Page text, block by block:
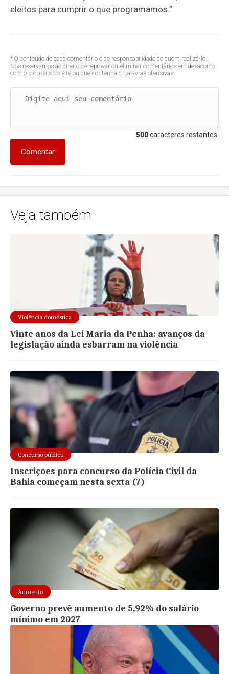
eleitos para cumprir o que programamos.”
* O conteúdo de cada comentário é de responsabilidade de quem realizá-lo.
Nos reservamos ao direito de reprovar ou eliminar comentários em desacordo
com o propósito do site ou que contenham palavras ofensivas.
500caracteres restantes.
Comentar
Veja também
Violência doméstica
Vinte anos da Lei Maria da Penha: avanços da
legislação ainda esbarram na violência
Concurso público
Inscrições para concurso da Polícia Civil da
Bahia começam nesta sexta (7)
Aumento
Governo prevê aumento de 5,92% do salário
mínimo em 2027